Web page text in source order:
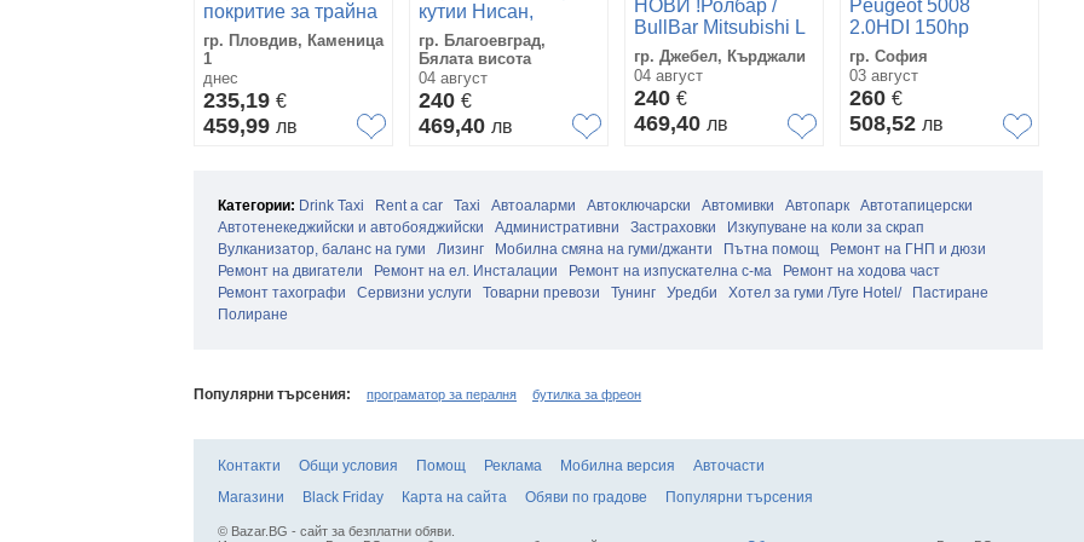
покритие за трайна
и надеждна защита
на автомобила -
Koch-Chemie -
Ceramic Allround C0
01
гр. Пловдив, Каменица
1
днес
235,19 €
459,99 лв
кутии Нисан,
Тойота, Сузуки
гр. Благоевград,
Бялата висота
04 август
240 €
469,40 лв
НОВИ !Ролбар /
BullBar Mitsubishi L
200
гр. Джебел, Кърджали
04 август
240 €
469,40 лв
Peugeot 5008
2.0HDI 150hp
гр. София
03 август
260 €
508,52 лв
Категории: Drink Taxi Rent a car Taxi Автоаларми Автоключарски Автомивки Автопарк
Автотапицерски
Автотенекеджийски и автобояджийски
Административни Застраховки
Изкупуване на коли за скрап
Вулканизатор, баланс на гуми
Лизинг Мобилна смяна на гуми/джанти Пътна помощ
Ремонт на ГНП и дюзи
Ремонт на двигатели
Ремонт на ел. Инсталации Ремонт на изпускателна с-ма
Ремонт на ходова част
Ремонт тахографи
Сервизни услуги Товарни превози Тунинг Уредби Хотел за гуми /Tyre Hotel/
Пастиране
Полиране
Популярни търсения: програматор за пералня бутилка за фреон
Контакти Общи условия Помощ Реклама Мобилна версия
Авточасти
Магазини
Black Friday Карта на сайта Обяви по градове Популярни търсения
© Bazar.BG - сайт за безплатни обяви.